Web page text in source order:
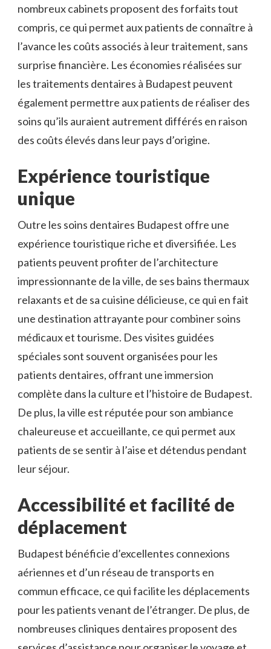
nombreux cabinets proposent des forfaits tout
compris, ce qui permet aux patients de connaître à
l’avance les coûts associés à leur traitement, sans
surprise financière. Les économies réalisées sur
les traitements dentaires à Budapest peuvent
également permettre aux patients de réaliser des
soins qu’ils auraient autrement différés en raison
des coûts élevés dans leur pays d’origine.
Expérience touristique
unique
Outre les soins dentaires Budapest offre une
expérience touristique riche et diversifiée. Les
patients peuvent profiter de l’architecture
impressionnante de la ville, de ses bains thermaux
relaxants et de sa cuisine délicieuse, ce qui en fait
une destination attrayante pour combiner soins
médicaux et tourisme. Des visites guidées
spéciales sont souvent organisées pour les
patients dentaires, offrant une immersion
complète dans la culture et l’histoire de Budapest.
De plus, la ville est réputée pour son ambiance
chaleureuse et accueillante, ce qui permet aux
patients de se sentir à l’aise et détendus pendant
leur séjour.
Accessibilité et facilité de
déplacement
Budapest bénéficie d’excellentes connexions
aériennes et d’un réseau de transports en
commun efficace, ce qui facilite les déplacements
pour les patients venant de l’étranger. De plus, de
nombreuses cliniques dentaires proposent des